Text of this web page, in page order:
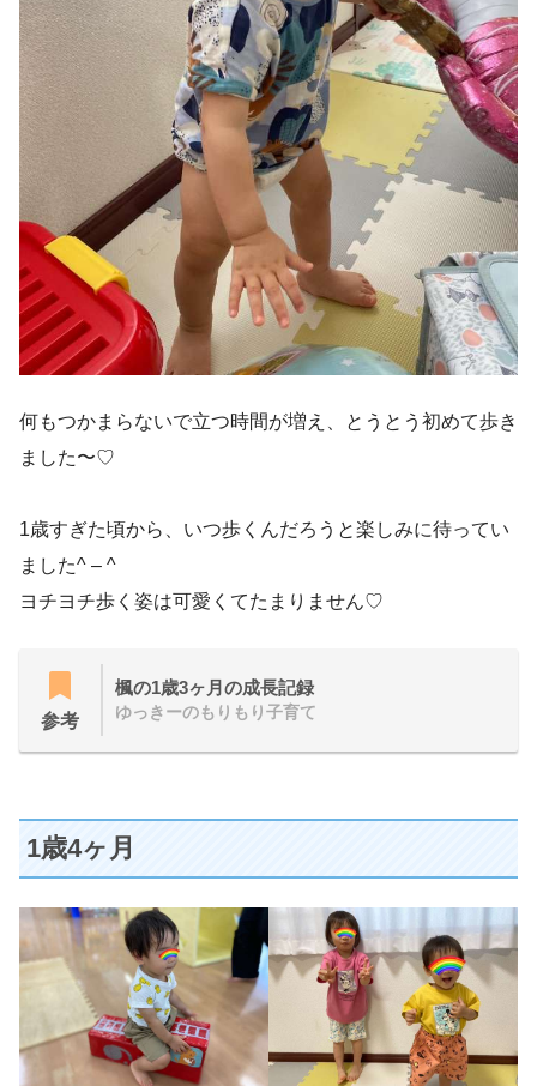
何もつかまらないで立つ時間が増え、とうとう初めて歩き
ました〜♡
1歳すぎた頃から、いつ歩くんだろうと楽しみに待ってい
ました^ – ^
ヨチヨチ歩く姿は可愛くてたまりません♡
参考
楓の1歳3ヶ月の成長記録
ゆっきーのもりもり子育て
1歳4ヶ月